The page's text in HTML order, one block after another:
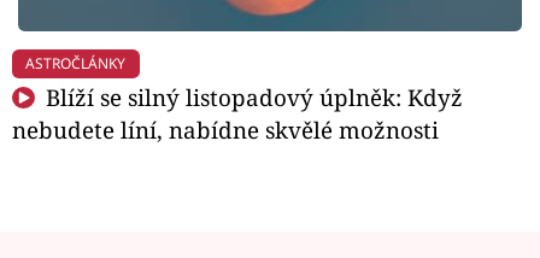
ASTROČLÁNKY
Blíží se silný listopadový úplněk: Když
nebudete líní, nabídne skvělé možnosti